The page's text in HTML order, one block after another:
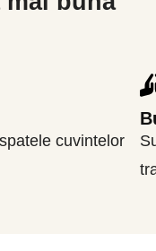
cuvintelor